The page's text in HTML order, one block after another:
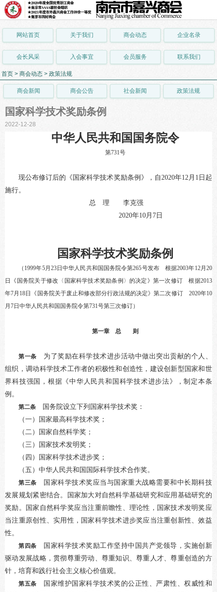
网站首页 关于我们 商会动态 企业名录
会长风采 入会事宜 会员服务 联系我们
首页 > 商会动态 > 政策法规
商会新闻 商会公告 社会新闻 政策法规
国家科学技术奖励条例
2022-12-28
中华人民共和国国务院令
第731号
现公布修订后的《国家科学技术奖励条例》，自2020年12月1日起
施行。
总 理 李克强
2020年10月7日
国家科学技术奖励条例
（1999年5月23日中华人民共和国国务院令第265号发布 根据2003年12月20
日《国务院关于修改〈国家科学技术奖励条例〉的决定》第一次修订 根据2013
年7月18日《国务院关于废止和修改部分行政法规的决定》第二次修订 2020年10
月7日中华人民共和国国务院令第731号第三次修订）
第一章 总 则
第一条 为了奖励在科学技术进步活动中做出突出贡献的个人、
组织，调动科学技术工作者的积极性和创造性，建设创新型国家和世
界科技强国，根据《中华人民共和国科学技术进步法》，制定本条
例。
第二条 国务院设立下列国家科学技术奖：
（一）国家最高科学技术奖；
（二）国家自然科学奖；
（三）国家技术发明奖；
（四）国家科学技术进步奖；
（五）中华人民共和国国际科学技术合作奖。
第三条 国家科学技术奖应当与国家重大战略需要和中长期科技
发展规划紧密结合。国家加大对自然科学基础研究和应用基础研究的
奖励。国家自然科学奖应当注重前瞻性、理论性，国家技术发明奖应
当注重原创性、实用性，国家科学技术进步奖应当注重创新性、效益
性。
第四条 国家科学技术奖励工作坚持中国共产党领导，实施创新
驱动发展战略，贯彻尊重劳动、尊重知识、尊重人才、尊重创造的方
针，培育和践行社会主义核心价值观。
第五条 国家维护国家科学技术奖的公正性、严肃性、权威性和